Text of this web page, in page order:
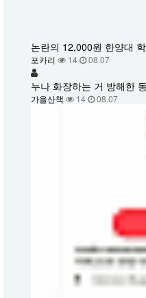
논란의 12,000원 한양대
포카리 14 08.07
누나 화장하는 거 방해한
가을산책 14 08.07